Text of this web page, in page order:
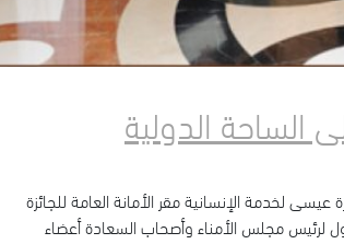
الساحة الدولية
لخدمة الإنسانية مقر الأمانة العامة للجائزة
لرئيس مجلس الأمناء وأصحاب السعادة أعضاء